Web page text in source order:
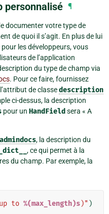
personnalisé ¶
documenter votre type de
de quoi il s’agit. En plus de lui
les développeurs, vous
de l’application
du type de champ via
. Pour ce faire, fournissez
de classedescription
ci-dessus, la description
pour un HandFieldsera « A
, la description du
, ce qui permet à la
du champ. Par exemple, la
to %(max_length)s)" )